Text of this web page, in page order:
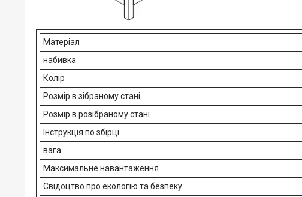
Матеріал
набивка
Колір
Розмір в зібраному стані
Розмір в розібраному стані
Інструкція по збірці
вага
Максимальне навантаження
Свідоцтво про екологію та безпеку